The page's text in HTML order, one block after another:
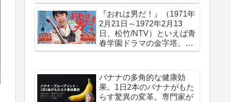
京していたことを報じる
『おれは男だ！』（1971年
2月21日～1972年2月13
日、松竹/NTV）といえば青
春学園ドラマの金字塔。50
年前の今日放送開始された
バナナの多角的な健康効
果。1日2本のバナナがもた
らす驚異の変革。専門家が